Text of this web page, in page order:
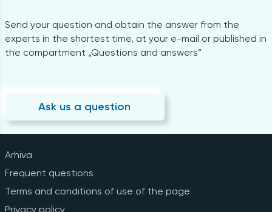
Send your question and obtain the answer from the
experts in the shortest time, at your e-mail or published in
the compartment „Questions and answers”
Ask us a question
Arhiva
Frequent questions
Terms and conditions of use of the page
Privacy policy